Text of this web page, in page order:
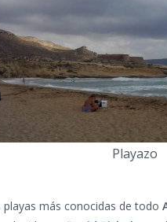
Playazo
playas más conocidas de todo